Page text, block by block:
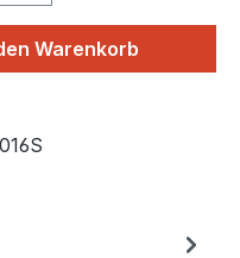
Warenkorb